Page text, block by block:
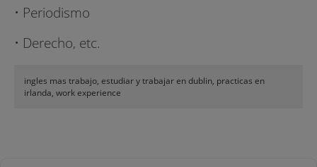
• Periodismo
• Derecho, etc.
ingles mas trabajo, estudiar y trabajar en dublin, practicas en
irlanda, work experience